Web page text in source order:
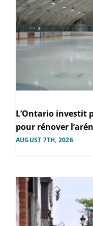
L’Ontario investit
pour rénover
AUGUST 7TH, 2026